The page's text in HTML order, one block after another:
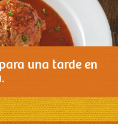
Quiénes somos
Productos
una tarde en